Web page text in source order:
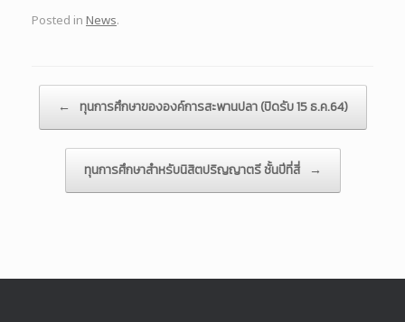
Posted in News.
Post navigation
← ทุนการศึกษาขององค์การสะพานปลา (ปิดรับ 15 ธ.ค.64)
ทุนการศึกษาสำหรับนิสิตปริญญาตรี ชั้นปีที่สี่ →